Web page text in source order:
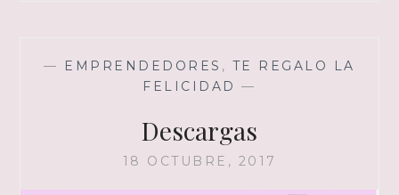
— EMPRENDEDORES , TE REGALO LA
FELICIDAD —
Descargas
18 OCTUBRE, 2017